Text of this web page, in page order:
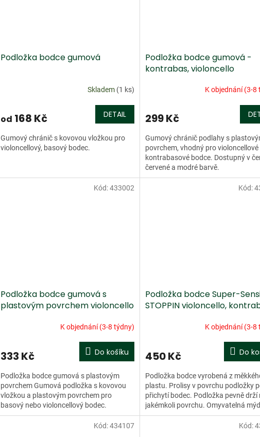
Podložka bodce gumová
Skladem (1 ks)
od 168 Kč DETAIL
Gumový chránič s kovovou vložkou pro
violoncellový, basový bodec.
Podložka bodce gumová -
kontrabas, violoncello
K objednání (3-8
299 Kč
Gumový chránič podlahy s
povrchem, vhodný pro violoncellové
kontrabasové bodce. Dostupný v
červené a modré barvě.
Podložka bodce gumová s
plastovým povrchem violoncello
K objednání (3-8 týdny)
333 Kč Do košíku
Podložka bodce gumová s plastovým
povrchem Gumová podložka s kovovou
vložkou a plastovým povrchem pro
basový nebo violoncellový bodec.
Německá výroba.
Kód:433002
Podložka bodce Super-
STOPPIN violoncello,
K objednání (3-8
450 Kč Do
Podložka bodce vyrobená z
plastu. Prolisy v povrchu podložky
přichytí bodec. Podložka pevně drží
jakémkoli povrchu. Omyvatelná
vodou. Rozměr: 78 x 78 x...
Kód:
Kód:434107 Kód: